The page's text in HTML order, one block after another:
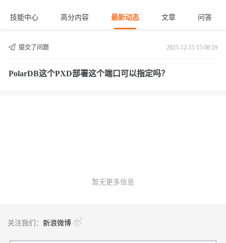
技能中心 高分内容 最新动态 文章 问答
提交了问题 2025-12-15 15:08:19
PolarDB这个PXD部署这个端口可以指定吗？
暂无更多信息
关注我们： 新浪微博